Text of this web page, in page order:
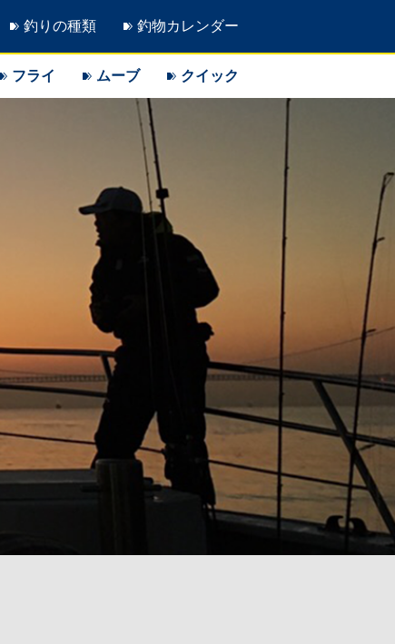
釣りの種類 釣物カレンダー
フライ ムーブ クイック